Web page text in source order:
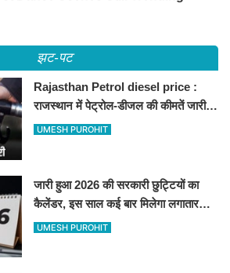
झट-पट
Rajasthan Petrol diesel price :
राजस्थान में पेट्रोल-डीजल की कीमतें जारी,
जानिए बीकानेर समेत पुरे प्रदेश में नए रेट
UMESH PUROHIT
जारी हुआ 2026 की सरकारी छुट्टियों का
कैलेंडर, इस साल कई बार मिलेगा लगातार
अवकाश, देखें
UMESH PUROHIT